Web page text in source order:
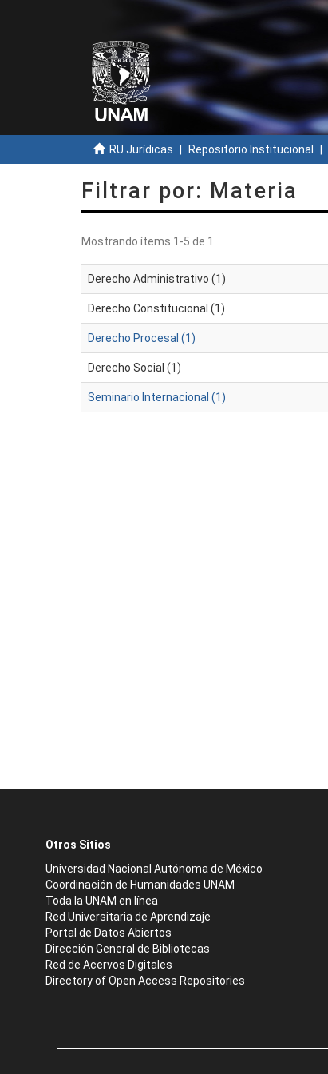
RU Jurídicas Repositorio Institucional
Filtrar por: Materia
Mostrando ítems 1-5 de 1
Derecho Administrativo (1)
Derecho Constitucional (1)
Derecho Procesal (1)
Derecho Social (1)
Seminario Internacional (1)
Otros Sitios
Universidad Nacional Autónoma de México
Coordinación de Humanidades UNAM
Toda la UNAM en línea
Red Universitaria de Aprendizaje
Portal de Datos Abiertos
Dirección General de Bibliotecas
Red de Acervos Digitales
Directory of Open Access Repositories